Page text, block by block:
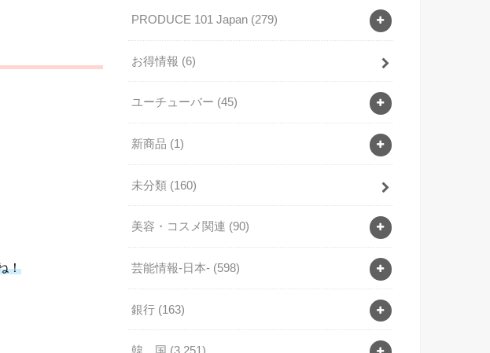
！
PRODUCE 101 Japan (279)
お得情報 (6)
ユーチューバー (45)
新商品 (1)
未分類 (160)
美容・コスメ関連 (90)
芸能情報-日本- (598)
銀行 (163)